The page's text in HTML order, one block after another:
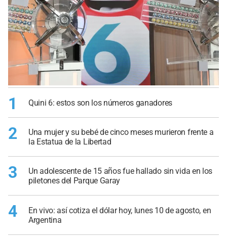
1 Quini 6: estos son los números ganadores
2
Una mujer y su bebé de cinco meses murieron frente a
la Estatua de la Libertad
3
Un adolescente de 15 años fue hallado sin vida en los
piletones del Parque Garay
4
En vivo: así cotiza el dólar hoy, lunes 10 de agosto, en
Argentina